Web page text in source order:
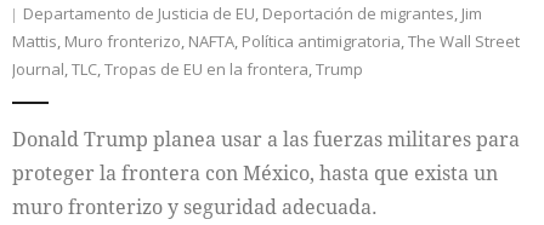
Colaboradores
Internacional
Cultura
Departamento de Justicia de EU, Deportación de migrantes, Jim
Mattis, Muro fronterizo, NAFTA, Política antimigratoria,The Wall Street
Journal,TLC,Tropas de EU en la frontera,Trump
Donald Trump planea usar a las fuerzas militares para
proteger la frontera con México, hasta que exista un
muro fronterizo y seguridad adecuada.